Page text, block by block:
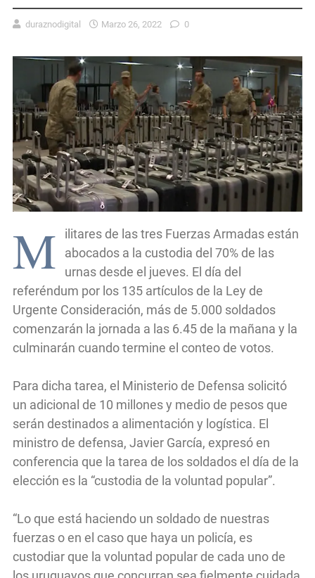
duraznodigital Marzo 26, 2022 0
M
ilitares de las tres Fuerzas Armadas están
abocados a la custodia del 70% de las
urnas desde el jueves. El día del
referéndum por los 135 artículos de la Ley de
Urgente Consideración, más de 5.000 soldados
comenzarán la jornada a las 6.45 de la mañana y la
culminarán cuando termine el conteo de votos.
Para dicha tarea, el Ministerio de Defensa solicitó
un adicional de 10 millones y medio de pesos que
serán destinados a alimentación y logística. El
ministro de defensa, Javier García, expresó en
conferencia que la tarea de los soldados el día de la
elección es la “custodia de la voluntad popular”.
“Lo que está haciendo un soldado de nuestras
fuerzas o en el caso que haya un policía, es
custodiar que la voluntad popular de cada uno de